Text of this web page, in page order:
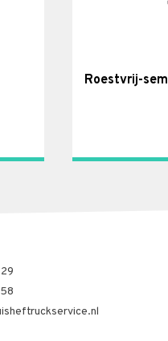
Roestvrij-